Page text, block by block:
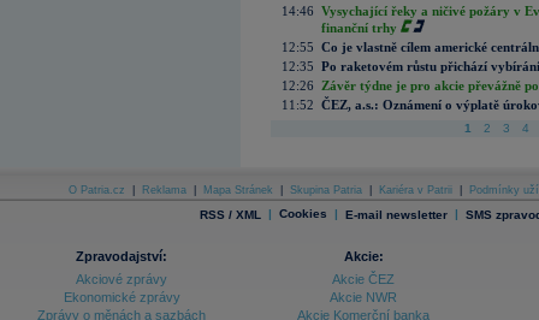
14:46 Vysychající řeky a ničivé požáry v
finanční trhy
12:55 Co je vlastně cílem americké
12:35 Po raketovém růstu přichází
12:26
Závěr týdne je pro akcie převážně
11:52 ČEZ, a.s.: Oznámení o výplatě
1 2 3 4
O Patria.cz Reklama Mapa Stránek Skupina Patria Kariéra v Patrii Podmínky
RSS / XML | Cookies | E-mail newsletter | SMS
Zpravodajství:
Akciové zprávy
Ekonomické zprávy
Zprávy o měnách a sazbách
Akcie:
Akcie ČEZ
Akcie NWR
Akcie Komerční banka